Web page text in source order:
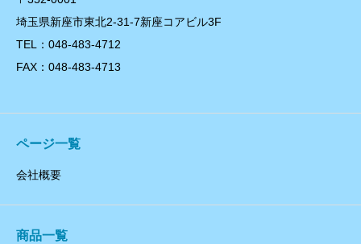
埼玉県新座市東北2-31-7新座コアビル3F
TEL：048-483-4712
FAX：048-483-4713
ページ一覧
会社概要
商品一覧